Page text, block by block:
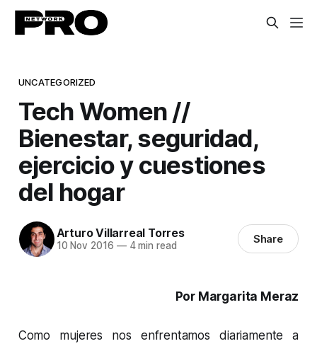
UNCATEGORIZED
Tech Women //
Bienestar, seguridad,
ejercicio y cuestiones
del hogar
Arturo Villarreal Torres
10 Nov 2016 —4 min read Share
Por Margarita Meraz
Como mujeres nos enfrentamos diariamente a